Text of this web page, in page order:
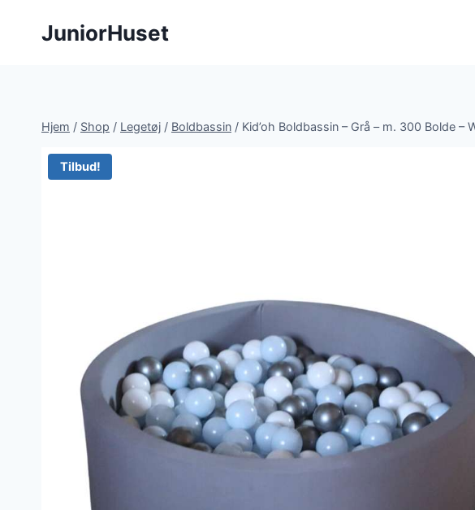
JuniorHuset
Hjem / Shop / Legetøj / Boldbassin / Kid’oh Boldbassin – Grå – m. 300 Bolde –
Tilbud!